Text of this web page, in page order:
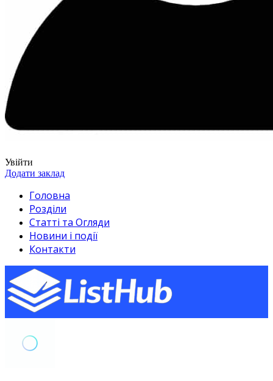
Увійти
Додати заклад
Головна
Розділи
Статті та Огляди
Новини і події
Контакти